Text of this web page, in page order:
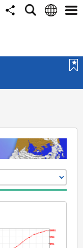
分
搜
语
选